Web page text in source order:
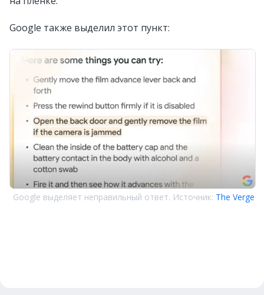
Google также выделил этот пункт:
Google выделяет неправильный ответ. Источник: The Verge